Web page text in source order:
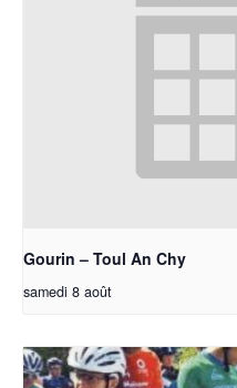
Gourin – Toul An Chy
samedi 8 août